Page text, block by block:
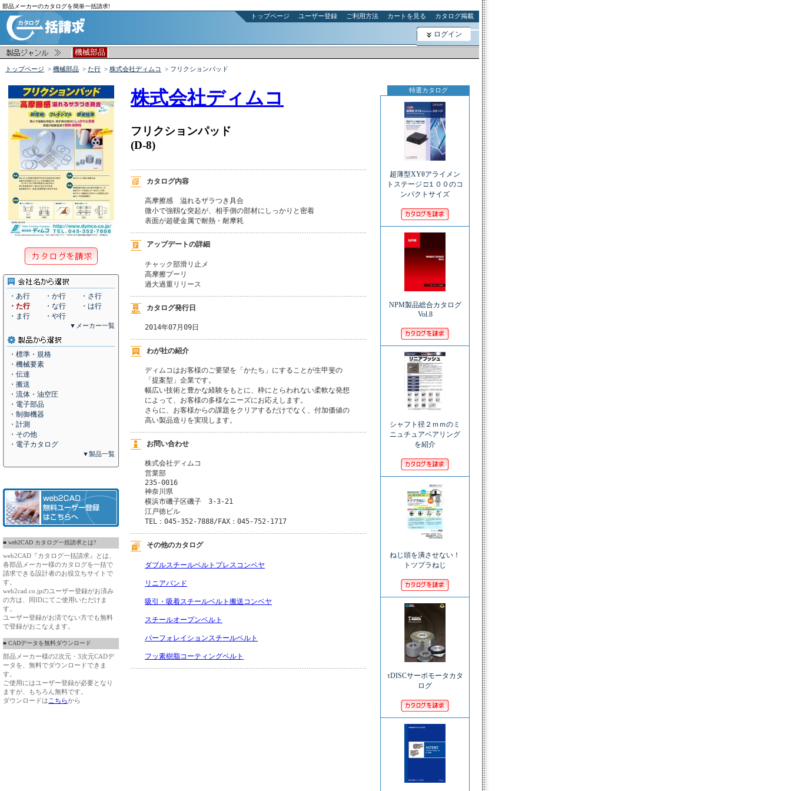
部品メーカーのカタログを簡単一括請求!
トップページ ユーザー登録 ご利用方法 カートを見る カタログ掲載
ログイン
| 機械部品 |
トップページ > 機械部品 > た行 > 株式会社ディムコ > フリクションパッド
・あ行 ・か行
・さ行
・た行
・な行
・は行
・ま行
・や行
▼メーカー一覧
・標準・規格
・機械要素
・伝達
・搬送
・流体・油空圧
・電子部品
・制御機器
・計測
・その他
・電子カタログ
▼製品一覧
■ web2CAD カタログ一括請求とは?
web2CAD『カタログ一括請求』とは、
各部品メーカー様のカタログを一括で
請求できる設計者のお役立ちサイトで
す。
web2cad.co.jpのユーザー登録がお済み
の方は、同IDにてご使用いただけま
す。
ユーザー登録がお済でない方でも無料
で登録がおこなえます。
■ CADデータを無料ダウンロード
部品メーカー様の2次元・3次元CADデ
ータを、無料でダウンロードできま
す。
ご使用にはユーザー登録が必要となり
ますが、もちろん無料です。
ダウンロードは こちらから
株式会社ディムコ
フリクションパッド
(D-8)
カタログ内容
高摩擦感　溢れるザラつき具合
微小で強靱な突起が、相手側の部材にしっかりと密着
表面が超硬金属で耐熱・耐摩耗
アップデートの詳細
チャック部滑リ止メ
高摩擦プーリ
過大過重リリース
カタログ発行日
2014年07月09日
わが社の紹介
ディムコはお客様のご要望を「かたち」にすることが生甲斐の
「提案型」企業です。
幅広い技術と豊かな経験をもとに、枠にとらわれない柔軟な発想
によって、お客様の多様なニーズにお応えします。
さらに、お客様からの課題をクリアするだけでなく、付加価値の
高い製品造りを実現します。
お問い合わせ
株式会社ディムコ
営業部
235-0016
神奈川県
横浜市磯子区磯子　3-3-21
江戸徳ビル
TEL：045-352-7888/FAX：045-752-1717
その他のカタログ
ダブルスチールベルトプレスコンベヤ
リニアバンド
吸引・吸着スチールベルト搬送コンベヤ
スチールオープンベルト
パーフォレイションスチールベルト
フッ素樹脂コーティングベルト
特選カタログ
超薄型XYθアライメン
トステージ □１００のコ
ンパクトサイズ
NPM製品総合カタログ
Vol.8
シャフト径２ｍｍのミ
ニュチュアベアリング
を紹介
ねじ頭を潰させない！
トツプラねじ
τDISCサーボモータカタ
ログ